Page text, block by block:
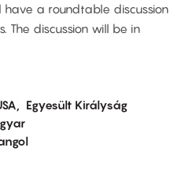
have a roundtable discussion
The discussion will be in
Egyesült Királyság